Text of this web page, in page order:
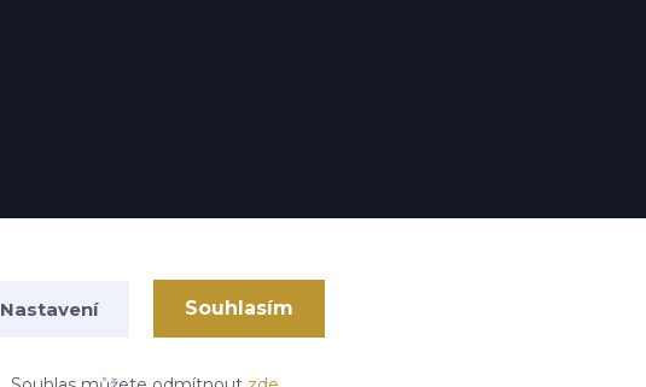
Nastavení Souhlasím